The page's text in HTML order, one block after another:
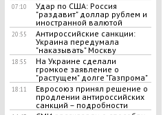
07:10
​Удар по США: Россия
"раздавит" доллар рублем и
иностранной валютой
20:55
Антироссийские санкции:
Украина передумала
"наказывать" Москву
18:55
На Украине сделали
громкое заявление о
"растущем" долге "Газпрома"
18:11
Евросоюз принял решение о
продлении антироссийских
санкций – подробности